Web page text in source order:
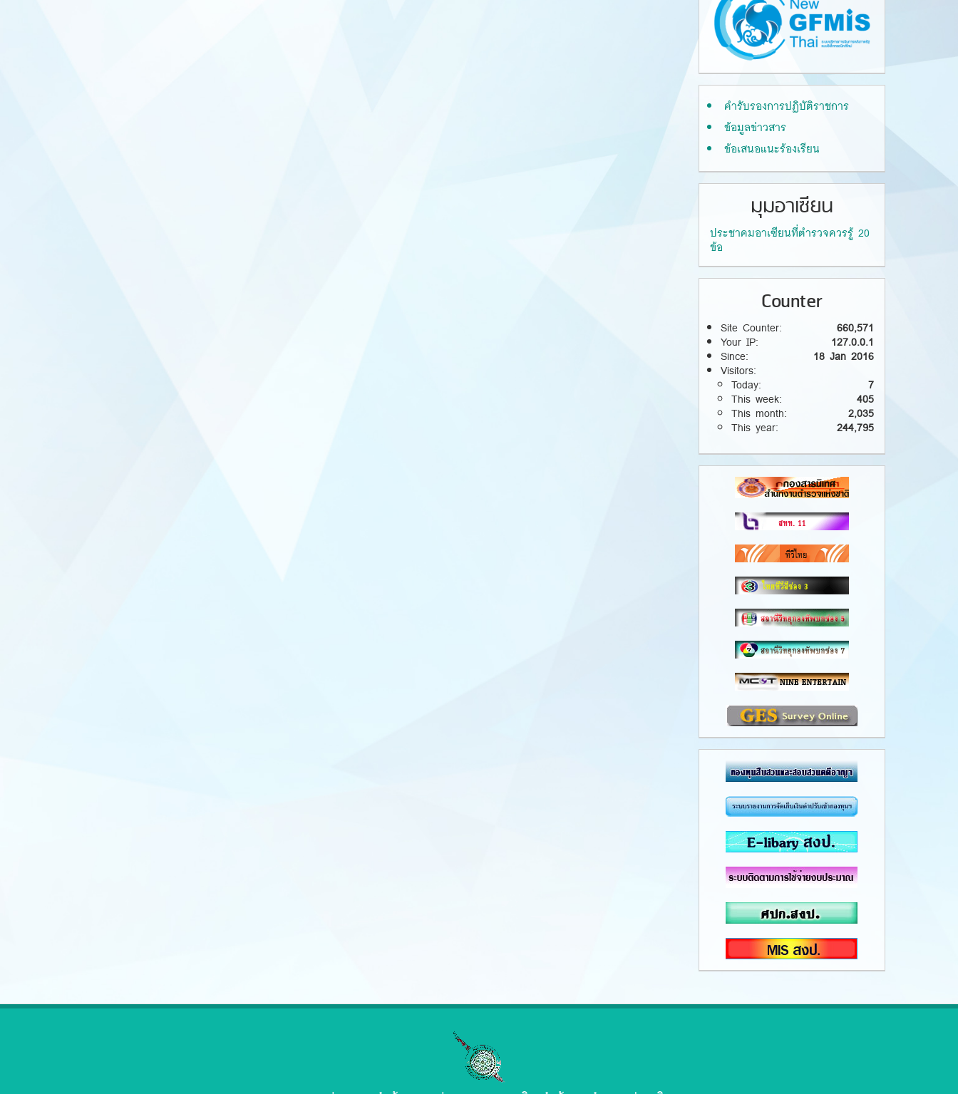
คำรับรองการปฏิบัติราชการ
ข้อมูลข่าวสาร
ข้อเสนอแนะร้องเรียน
มุมอาเซียน
ประชาคมอาเซียนที่ตำรวจควรรู้ 20
ข้อ
Counter
Site Counter: 660,571
Your IP: 127.0.0.1
Since: 18 Jan 2016
Visitors:
Today: 7
This week: 405
This month: 2,035
This year: 244,795